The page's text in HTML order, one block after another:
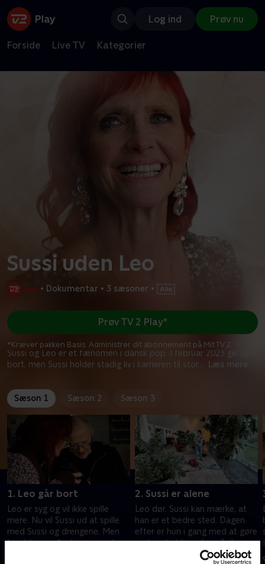
Log ind Prøv nu
Forside Live TV Kategorier
Sussi uden Leo
• Dokumentar • 3 sæsoner •
Sussi og Leo er et fænomen i dansk pop. I februar 2023 gik Leo
bort, men Sussi holder stadig liv i karrieren til stor... Læs mere
Prøv TV 2 Play*
*Kræver pakken Basis. Administrer dit abonnement på Mit TV 2.
Sæson 1 Sæson 2 Sæson 3
1. Leo går bort
Leo er syg og vil ikke spille
mere. Nu vil Sussi ud at spille
med Sussi og drengene. Men
Leo bliver indlagt igen, og der
2. Sussi er alene
Leo dør. Sussi kan mærke, at
han er et bedre sted. Dagen
efter er hun i gang med at gøre
rent og holde orden på deres
ejendom. Bisættelsen skal
2. juni 2023 • 22 min